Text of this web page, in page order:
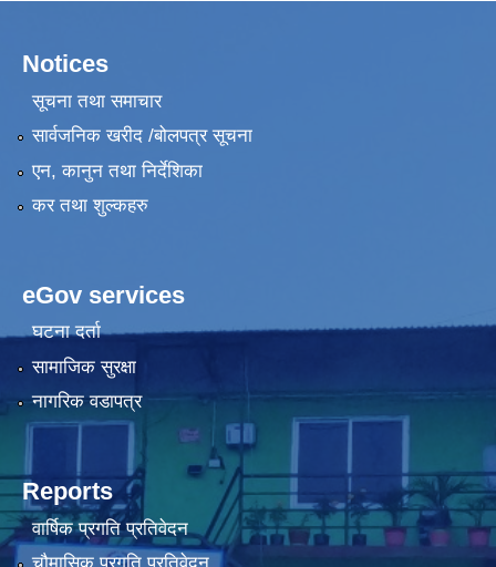
Notices
सूचना तथा समाचार
सार्वजनिक खरीद /बोलपत्र सूचना
एन, कानुन तथा निर्देशिका
कर तथा शुल्कहरु
eGov services
घटना दर्ता
सामाजिक सुरक्षा
नागरिक वडापत्र
Reports
वार्षिक प्रगति प्रतिवेदन